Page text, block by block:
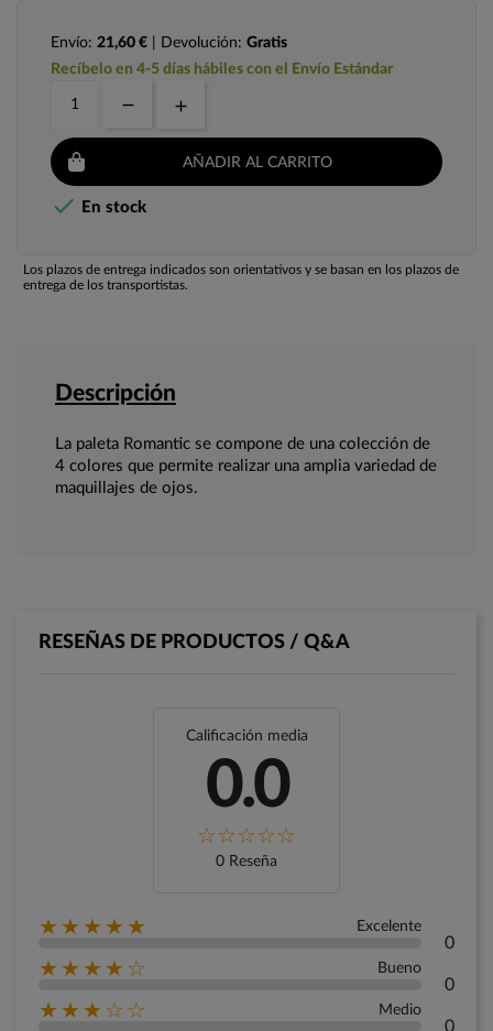
Envío: 21,60 € | Devolución: Gratis
Recíbelo en 4-5 días hábiles con el Envío Estándar
AÑADIR AL CARRITO
 En stock
Los plazos de entrega indicados son orientativos y se basan en los plazos de
entrega de los transportistas.
Descripción
La paleta Romantic se compone de una colección de
4 colores que permite realizar una amplia variedad de
maquillajes de ojos.
RESEÑAS DE PRODUCTOS / Q&A
Calificación media
0.0
0 Reseña
★★★★★ Excelente
0
★★★★☆ Bueno
0
★★★☆☆ Medio
0